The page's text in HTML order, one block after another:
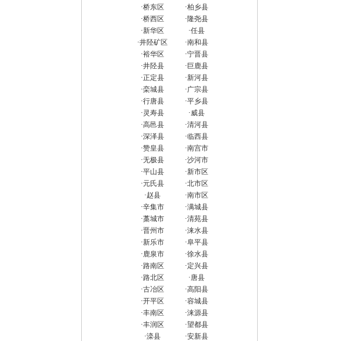
·桥东区 ·柏乡县
·桥西区 ·隆尧县
·新华区 ·任县
·井陉矿区 ·南和县
·裕华区 ·宁晋县
·井陉县 · 巨鹿县
·正定县 ·新河县
·栾城县 ·广宗县
·行唐县 ·平乡县
·灵寿县 ·威县
·高邑县 ·清河县
·深泽县 ·临西县
·赞皇县 ·南宫市
·无极县 ·沙河市
·平山县 ·新市区
·元氏县 ·北市区
·赵县 ·南市区
·辛集市 ·满城县
·藁城市 ·清苑县
·晋州市 ·涞水县
·新乐市 ·阜平县
·鹿泉市 ·徐水县
·路南区 ·定兴县
·路北区 ·唐县
·古冶区 ·高阳县
·开平区 ·容城县
·丰南区 ·涞源县
·丰润区 ·望都县
·滦县 ·安新县